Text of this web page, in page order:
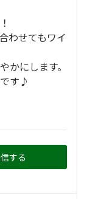
わせてもワイ
かにします。
す♪
する